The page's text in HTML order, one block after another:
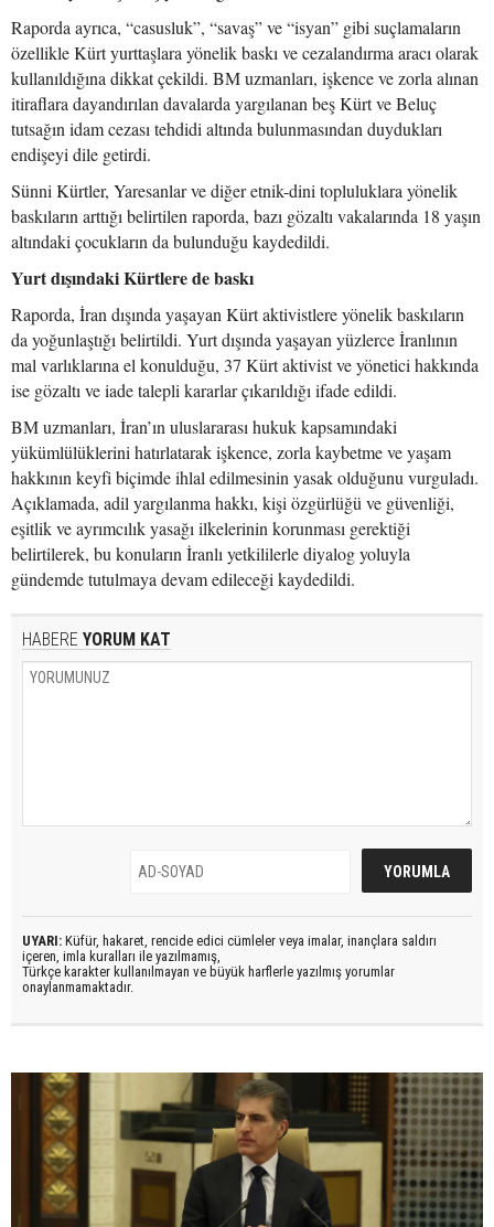
Raporda ayrıca, “casusluk”, “savaş” ve “isyan” gibi suçlamaların
özellikle Kürt yurttaşlara yönelik baskı ve cezalandırma aracı olarak
kullanıldığına dikkat çekildi. BM uzmanları, işkence ve zorla alınan
itiraflara dayandırılan davalarda yargılanan beş Kürt ve Beluç
tutsağın idam cezası tehdidi altında bulunmasından duydukları
endişeyi dile getirdi.
Sünni Kürtler, Yaresanlar ve diğer etnik-dini topluluklara yönelik
baskıların arttığı belirtilen raporda, bazı gözaltı vakalarında 18 yaşın
altındaki çocukların da bulunduğu kaydedildi.
Yurt dışındaki Kürtlere de baskı
Raporda, İran dışında yaşayan Kürt aktivistlere yönelik baskıların
da yoğunlaştığı belirtildi. Yurt dışında yaşayan yüzlerce İranlının
mal varlıklarına el konulduğu, 37 Kürt aktivist ve yönetici hakkında
ise gözaltı ve iade talepli kararlar çıkarıldığı ifade edildi.
BM uzmanları, İran’ın uluslararası hukuk kapsamındaki
yükümlülüklerini hatırlatarak işkence, zorla kaybetme ve yaşam
hakkının keyfi biçimde ihlal edilmesinin yasak olduğunu vurguladı.
Açıklamada, adil yargılanma hakkı, kişi özgürlüğü ve güvenliği,
eşitlik ve ayrımcılık yasağı ilkelerinin korunması gerektiği
belirtilerek, bu konuların İranlı yetkililerle diyalog yoluyla
gündemde tutulmaya devam edileceği kaydedildi.
HABERE YORUM KAT
UYARI: Küfür, hakaret, rencide edici cümleler veya imalar, inançlara saldırı
içeren, imla kuralları ile yazılmamış,
Türkçe karakter kullanılmayan ve büyük harflerle yazılmış yorumlar
onaylanmamaktadır.